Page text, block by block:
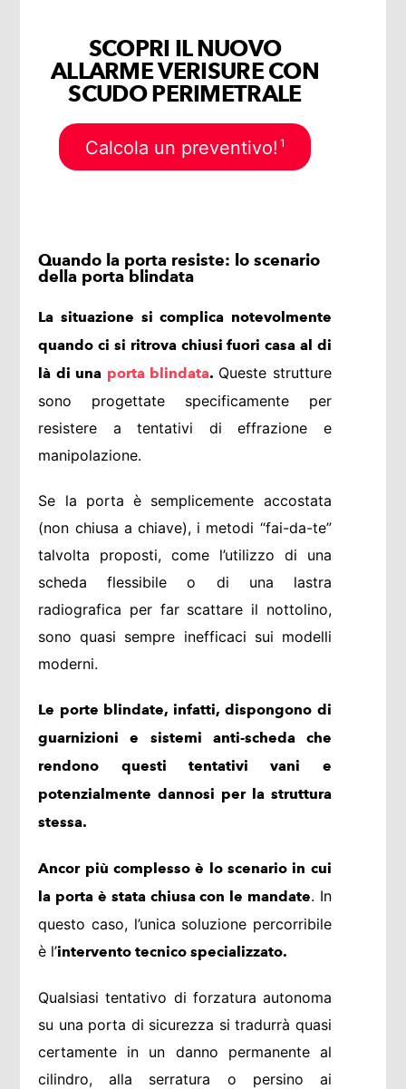
SCOPRI IL NUOVO
ALLARME VERISURE CON
SCUDO PERIMETRALE
Calcola un preventivo! 1
Quando la porta resiste: lo scenario
della porta blindata
La situazione si complica notevolmente
quando ci si ritrova chiusi fuori casa al di
là di una porta blindata. Queste strutture
sono progettate specificamente per
resistere a tentativi di effrazione e
manipolazione.
Se la porta è semplicemente accostata
(non chiusa a chiave), i metodi “fai-da-te”
talvolta proposti, come l’utilizzo di una
scheda flessibile o di una lastra
radiografica per far scattare il nottolino,
sono quasi sempre inefficaci sui modelli
moderni.
Le porte blindate, infatti, dispongono di
guarnizioni e sistemi anti-scheda che
rendono questi tentativi vani e
potenzialmente dannosi per la struttura
stessa.
Ancor più complesso è lo scenario in cui
la porta è stata chiusa con le mandate. In
questo caso, l’unica soluzione percorribile
è l’intervento tecnico specializzato.
Qualsiasi tentativo di forzatura autonoma
su una porta di sicurezza si tradurrà quasi
certamente in un danno permanente al
cilindro, alla serratura o persino ai